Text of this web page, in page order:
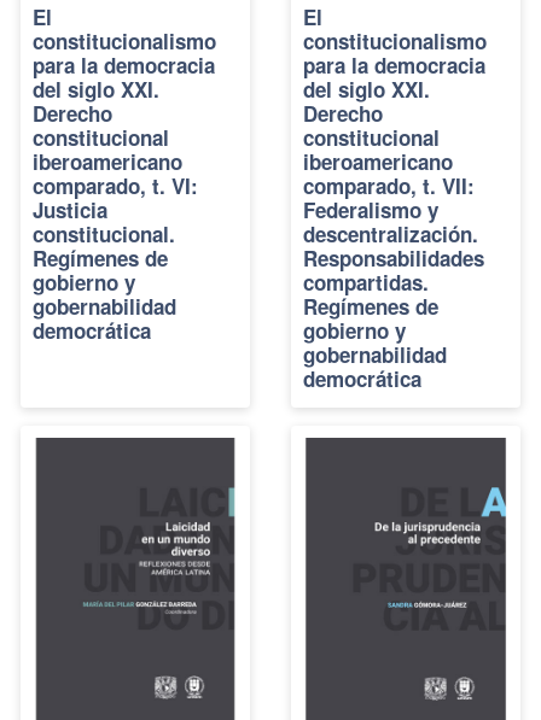
El
constitucionalismo
para la democracia
del siglo XXI.
Derecho
constitucional
iberoamericano
comparado, t. VI:
Justicia
constitucional.
Regímenes de
gobierno y
gobernabilidad
democrática
El
constitucionalismo
para la democracia
del siglo XXI.
Derecho
constitucional
iberoamericano
comparado, t. VII:
Federalismo y
descentralización.
Responsabilidades
compartidas.
Regímenes de
gobierno y
gobernabilidad
democrática